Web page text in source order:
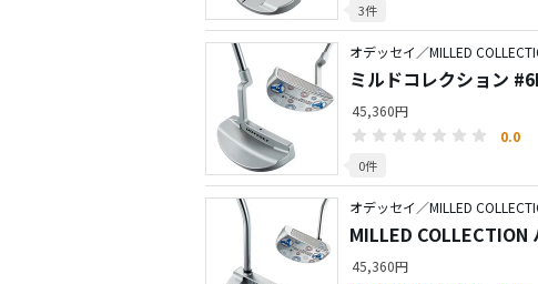
3件
オデッセイ／MILLED
ミルドコレクション
45,360円
0.0
0件
オデッセイ／MILLED
MILLED COLLECTION
45,360円